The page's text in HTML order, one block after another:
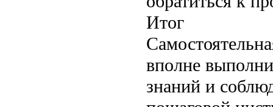
Итог
вполне
знаний и